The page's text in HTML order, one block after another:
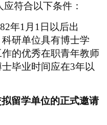
符合以下条件：
年1月1日以后出
研单位具有博士学
的优秀在职青年教师
毕业时间应在3年以
留学单位的正式邀请